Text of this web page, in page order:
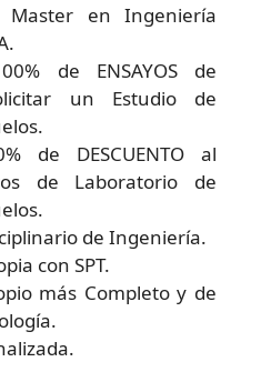
Master en Ingeniería
de ENSAYOS de
un Estudio de
de DESCUENTO al
de Laboratorio de
de Ingeniería.
con SPT.
más Completo y de